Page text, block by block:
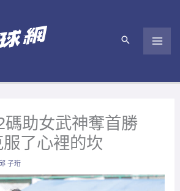
碼助女武神奪首勝
了心裡的坎
邱 子珩